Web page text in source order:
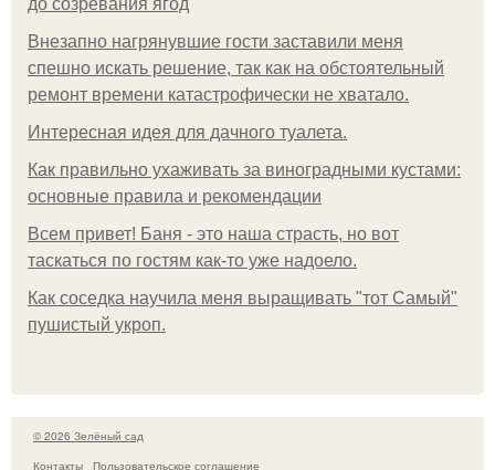
до созревания ягод
Внезапно нагрянувшие гости заставили меня
спешно искать решение, так как на обстоятельный
ремонт времени катастрофически не хватало.
Интересная идея для дачного туалета.
Как правильно ухаживать за виноградными кустами:
основные правила и рекомендации
Всем привет! Баня - это наша страсть, но вот
таскаться по гостям как-то уже надоело.
Как соседка научила меня выращивать "тот Самый"
пушистый укроп.
© 2026 Зелёный сад
Контакты
Пользовательское соглашение